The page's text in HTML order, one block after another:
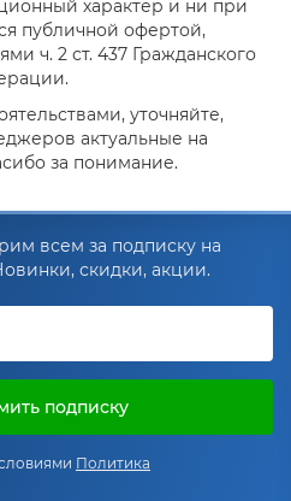
характер и ни при
публичной офертой,
ч. 2 ст. 437 Гражданского
уточняйте,
актуальные на
за понимание.
всем за подписку на
скидки, акции.
подписку
Политика